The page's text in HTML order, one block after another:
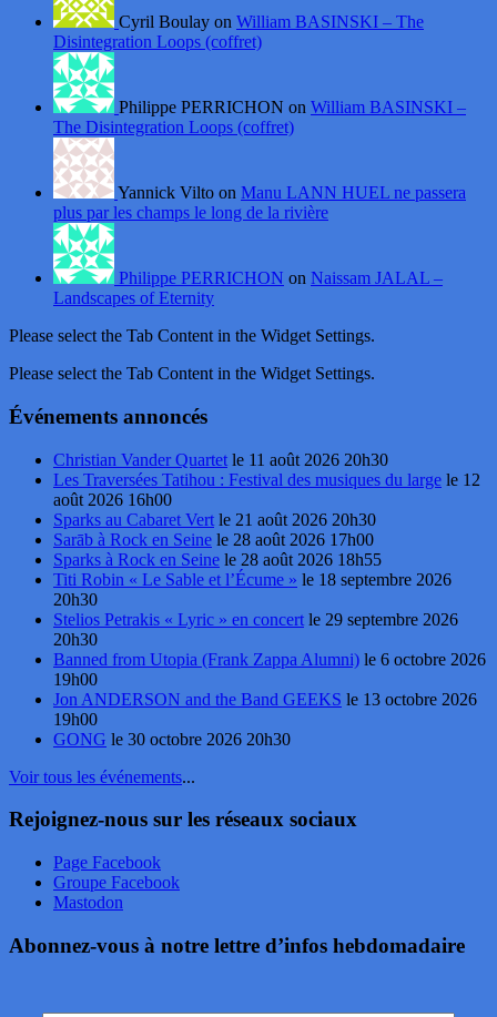
Cyril Boulay on William BASINSKI – The
Disintegration Loops (coffret)
Philippe PERRICHON on William BASINSKI –
The Disintegration Loops (coffret)
Yannick Vilto on Manu LANN HUEL ne passera
plus par les champs le long de la rivière
Philippe PERRICHON on Naissam JALAL –
Landscapes of Eternity
Please select the Tab Content in the Widget Settings.
Please select the Tab Content in the Widget Settings.
Événements annoncés
Christian Vander Quartet le 11 août 2026 20h30
Les Traversées Tatihou : Festival des musiques du large le 12
août 2026 16h00
Sparks au Cabaret Vert le 21 août 2026 20h30
Sarāb à Rock en Seine le 28 août 2026 17h00
Sparks à Rock en Seine le 28 août 2026 18h55
Titi Robin « Le Sable et l’Écume » le 18 septembre 2026
20h30
Stelios Petrakis « Lyric » en concert le 29 septembre 2026
20h30
Banned from Utopia (Frank Zappa Alumni) le 6 octobre 2026
19h00
Jon ANDERSON and the Band GEEKS le 13 octobre 2026
19h00
GONG le 30 octobre 2026 20h30
Voir tous les événements...
Rejoignez-nous sur les réseaux sociaux
Page Facebook
Groupe Facebook
Mastodon
Abonnez-vous à notre lettre d’infos hebdomadaire